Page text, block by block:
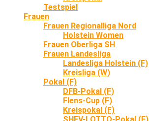
Testspiel
Frauen
Frauen Regionalliga Nord
Holstein Women
Frauen Oberliga SH
Frauen Landesliga
Landesliga Holstein (F)
Kreisliga (W)
Pokal (F)
DFB-Pokal (F)
Flens-Cup (F)
Kreispokal (F)